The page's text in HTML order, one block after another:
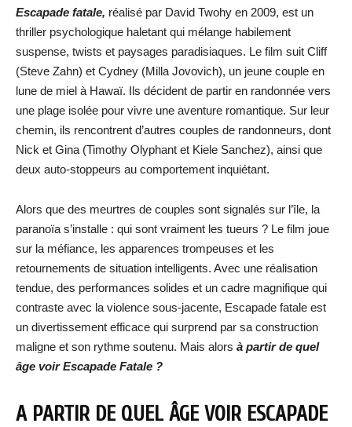
Escapade fatale, réalisé par David Twohy en 2009, est un
thriller psychologique haletant qui mélange habilement
suspense, twists et paysages paradisiaques. Le film suit Cliff
(Steve Zahn) et Cydney (Milla Jovovich), un jeune couple en
lune de miel à Hawaï. Ils décident de partir en randonnée vers
une plage isolée pour vivre une aventure romantique. Sur leur
chemin, ils rencontrent d’autres couples de randonneurs, dont
Nick et Gina (Timothy Olyphant et Kiele Sanchez), ainsi que
deux auto-stoppeurs au comportement inquiétant.
Alors que des meurtres de couples sont signalés sur l’île, la
paranoïa s’installe : qui sont vraiment les tueurs ? Le film joue
sur la méfiance, les apparences trompeuses et les
retournements de situation intelligents. Avec une réalisation
tendue, des performances solides et un cadre magnifique qui
contraste avec la violence sous-jacente, Escapade fatale est
un divertissement efficace qui surprend par sa construction
maligne et son rythme soutenu. Mais alors à partir de quel
âge voir Escapade Fatale ?
A PARTIR DE QUEL ÂGE VOIR ESCAPADE